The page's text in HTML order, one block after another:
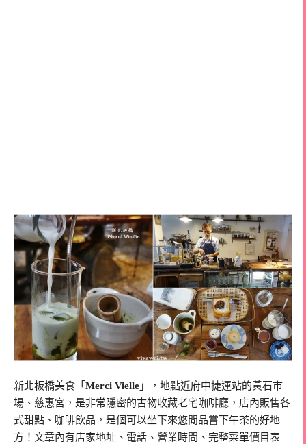
新北板橋美食「 Merci Vielle 」，地點近府中捷運站的黃石市
場、慈惠宮，是非常隱密的古物收藏老宅咖啡廳，店內販售各
式甜點、咖啡飲品，是個可以坐下來悠閒品嘗下午茶的好地
方！文章內有店家地址、電話、營業時間、完整菜單價目表